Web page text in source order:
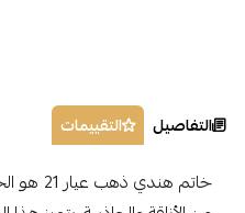
التفاصيل التقييمات
خاتم